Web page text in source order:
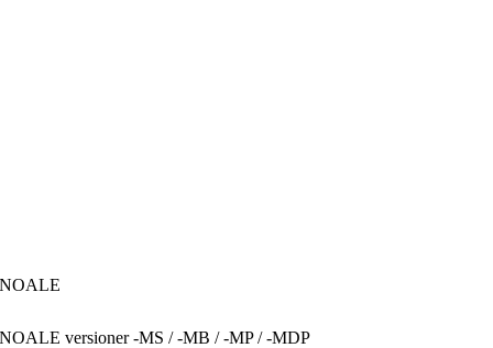
NOALE
NOALE versioner -MS / -MB / -MP / -MDP